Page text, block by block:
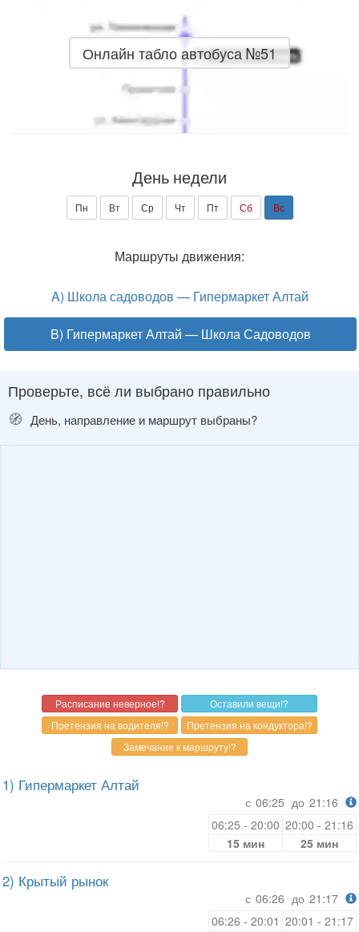
Онлайн табло автобуса №51
День недели
Пн Вт Ср Чт Пт Сб Вс
Маршруты движения:
A) Школа садоводов — Гипермаркет Алтай
B) Гипермаркет Алтай — Школа Садоводов
Проверьте, всё ли выбрано правильно
🧭 День, направление и маршрут выбраны?
1) Гипермаркет Алтай
с 06:25 до 21:16
06:25 - 20:00 20:00 - 21:16
15 мин
25 мин
2) Крытый рынок
с 06:26 до 21:17
06:26 - 20:01 20:01 - 21:17